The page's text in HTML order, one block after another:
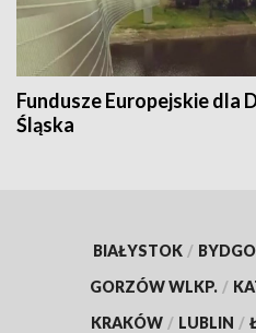
Fundusze Europejskie dla
Śląska
BIAŁYSTOK /
GORZÓW WLKP. /
KRAKÓW / LUBLIN /